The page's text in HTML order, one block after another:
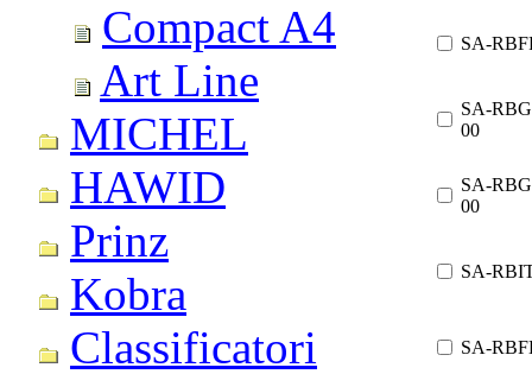
Compact A4
Art Line
MICHEL
HAWID
Prinz
Kobra
Classificatori
SA-
SA-
00
SA-
00
SA-
SA-